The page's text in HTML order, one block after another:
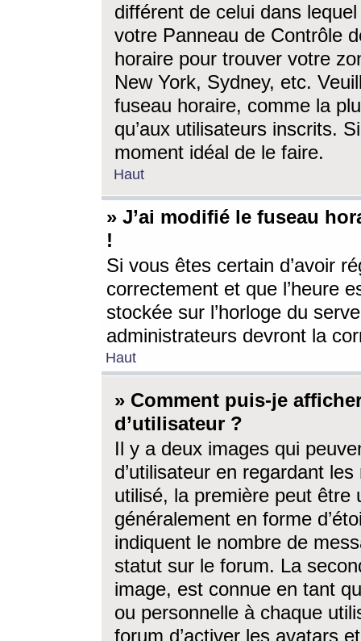
différent de celui dans
votre Panneau de Contrôle
horaire pour trouver votre
New York, Sydney, etc.
fuseau horaire, comme la
qu’aux utilisateurs inscrits.
moment idéal de le faire.
Haut
» J’ai modifié le fuseau
!
Si vous êtes certain d’avoir
correctement et que l’heure
stockée sur l’horloge du
administrateurs devront la
Haut
» Comment puis-je
d’utilisateur ?
Il y a deux images qui
d’utilisateur en regardant
utilisé, la première peut être
généralement en forme
indiquent le nombre de
statut sur le forum. La
image, est connue en tant
ou personnelle à chaque
forum d’activer les avatars